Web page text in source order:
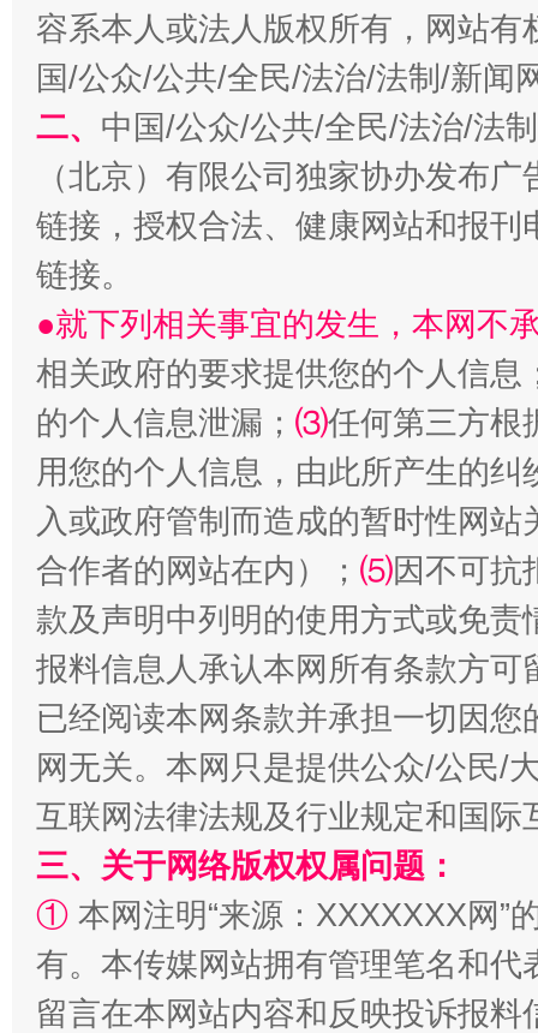
解纷+调解+退费，一次搞定
站台名比不上好声名
容系本人或法人版权所有，网站
国/公众/公共/全民/法治/法制/新闻
二、 中国/公众/公共/全民/法治/法
（北京）有限公司独家协办发布
链接，授权合法、健康网站和报
链接。
●就下列相关事宜的发生，本网不
相关政府的要求提供您的个人信息
的个人信息泄漏； ⑶任何第三方根
用您的个人信息，由此所产生的纠
入或政府管制而造成的暂时性网
合作者的网站在内）； ⑸因不可抗
款及声明中列明的使用方式或免责
报料信息人承认本网所有条款方
已经阅读本网条款并承担一切因
网无关。本网只是提供公众/公民/
互联网法律法规及行业规定和国
三、关于网络版权权属问题：
① 本网注明“来源：XXXXXXX网”
有。本传媒网站拥有管理笔名和
留言在本网站内容和反映投诉报